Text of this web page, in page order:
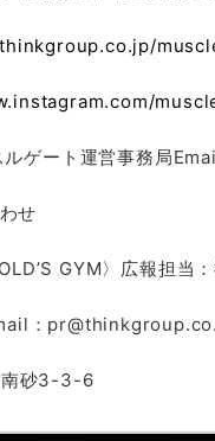
ルゲート運営事務局
せ
GYM〉広報担当：
：
南砂3-3-6